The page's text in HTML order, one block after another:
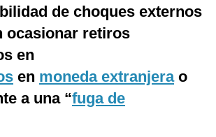
de choques externos
ocasionar retiros
en
en moneda extranjerao
a una “fuga de